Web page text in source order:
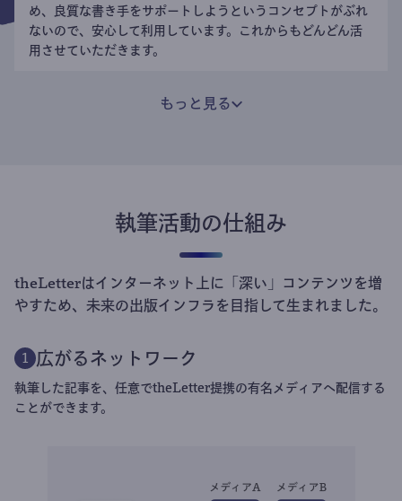
め、良質な書き手をサポートしようというコンセプトがぶれ
ないので、安心して利用しています。これからもどんどん活
用させていただきます。
もっと見る
執筆活動の仕組み
theLetterはインターネット上に「深い」コンテンツを増
やすため、未来の出版インフラを目指して生まれました。
1 広がるネットワーク
執筆した記事を、任意でtheLetter提携の有名メディアへ配信する
ことができます。